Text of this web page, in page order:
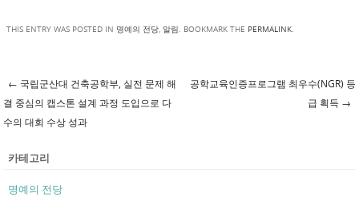
THIS ENTRY WAS POSTED IN 명예의 전당, 알림. BOOKMARK THE PERMALINK.
Post navigation
← 국립군산대 건축공학부, 실전 문제 해
결 중심의 캡스톤 설계 과정 도입으로 다
수의 대회 수상 성과
공학교육인증프로그램 최우수(NGR) 등
급 획득 →
카테고리
명예의 전당